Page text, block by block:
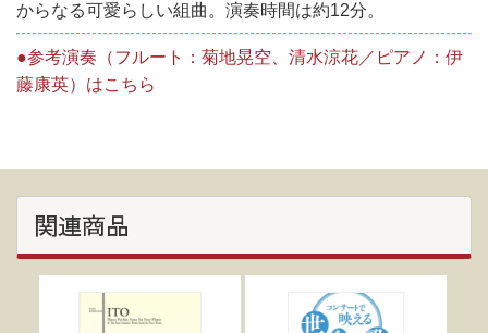
からなる可愛らしい組曲。演奏時間は約12分。
●参考演奏（フルート：菊地晃空、清水涼花／ピアノ：伊
藤康英）はこちら
関連商品